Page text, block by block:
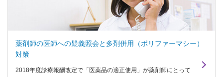
薬剤師の医師への疑義照会と多剤併用（ポリファーマシー）
対策
2018年度診療報酬改定で「医薬品の適正使用」が薬剤師にとって